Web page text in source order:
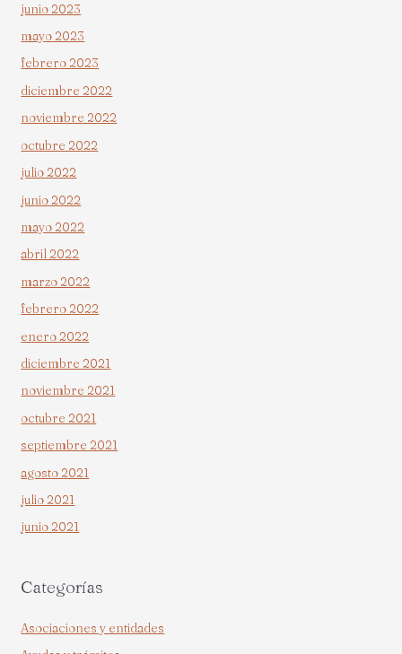
junio 2023
mayo 2023
febrero 2023
diciembre 2022
noviembre 2022
octubre 2022
julio 2022
junio 2022
mayo 2022
abril 2022
marzo 2022
febrero 2022
enero 2022
diciembre 2021
noviembre 2021
octubre 2021
septiembre 2021
agosto 2021
julio 2021
junio 2021
Categorías
Asociaciones y entidades